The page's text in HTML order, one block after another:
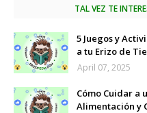
TAL VEZ TE
5 Juegos y
a tu Erizo de
April 07, 2025
Cómo Cuidar a
Alimentación y